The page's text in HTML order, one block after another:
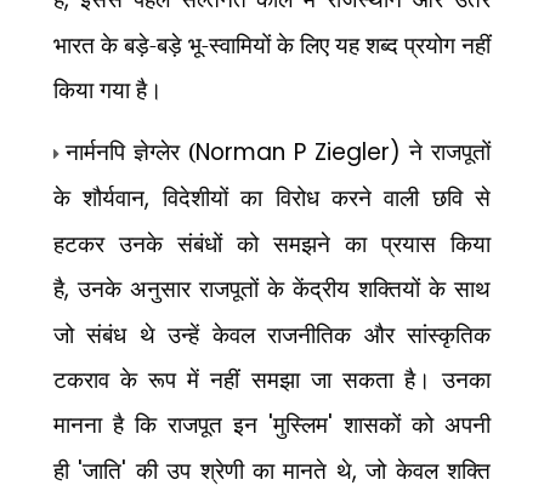
भारत के बड़े-बड़े भू-स्वामियों के लिए यह शब्द प्रयोग नहीं
किया गया है।
नार्मनपि ज्ञेग्लेर (Norman P Ziegler)ने राजपूतों
के शौर्यवान,विदेशीयों का विरोध करने वाली छवि से
हटकर उनके संबंधों को समझने का प्रयास किया
है,उनके अनुसार राजपूतों के केंद्रीय शक्तियों के साथ
जो संबंध थे उन्हें केवल राजनीतिक और सांस्कृतिक
टकराव के रूप में नहीं समझा जा सकता है। उनका
मानना है कि राजपूत इन 'मुस्लिम'शासकों को अपनी
ही 'जाति'की उप श्रेणी का मानते थे,जो केवल शक्ति